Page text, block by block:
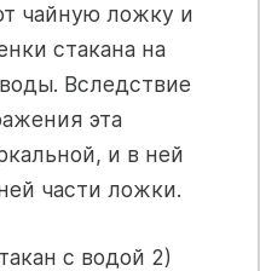
чайную ложку и
стакана на
Вследствие
эта
и в ней
части ложки.
с водой 2)